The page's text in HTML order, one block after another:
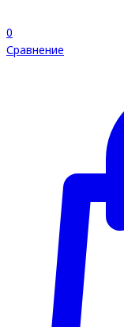
0
Сравнение